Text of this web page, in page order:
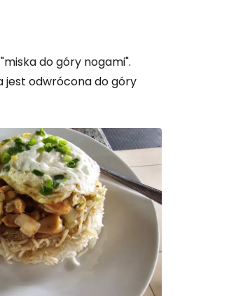
do góry nogami".
jest odwrócona do góry